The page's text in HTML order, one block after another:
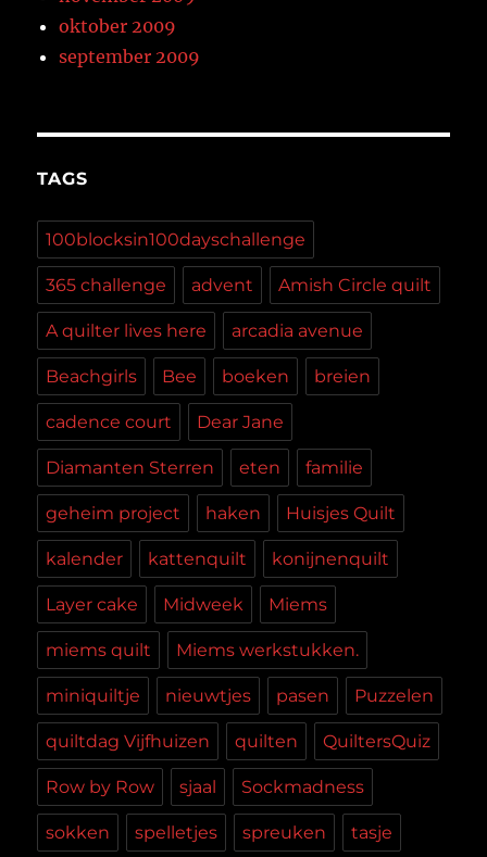
oktober 2009
september 2009
TAGS
100blocksin100dayschallenge
365 challenge advent Amish Circle quilt
A quilter lives here arcadia avenue
Beachgirls Bee boeken breien
cadence court Dear Jane
Diamanten Sterren eten familie
geheim project haken Huisjes Quilt
kalender kattenquilt konijnenquilt
Layer cake Midweek Miems
miems quilt Miems werkstukken.
miniquiltje nieuwtjes pasen Puzzelen
quiltdag Vijfhuizen quilten QuiltersQuiz
Row by Row sjaal Sockmadness
sokken spelletjes spreuken tasje